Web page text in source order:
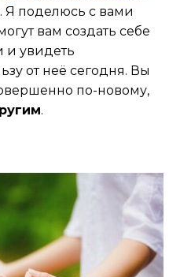
Я поделюсь с вами
вам создать себе
и увидеть
от неё сегодня. Вы
по-новому,
.